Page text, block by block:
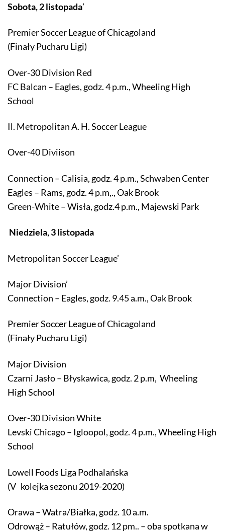
Sobota, 2 listopada’
Premier Soccer League of Chicagoland
(Finały Pucharu Ligi)
Over-30 Division Red
FC Balcan – Eagles, godz. 4 p.m., Wheeling High
School
Il. Metropolitan A. H. Soccer League
Over-40 Diviison
Connection – Calisia, godz. 4 p.m., Schwaben Center
Eagles – Rams, godz. 4 p.m,., Oak Brook
Green-White – Wisła, godz.4 p.m., Majewski Park
Niedziela, 3 listopada
Metropolitan Soccer League’
Major Division’
Connection – Eagles, godz. 9.45 a.m., Oak Brook
Premier Soccer League of Chicagoland
(Finały Pucharu Ligi)
Major Division
Czarni Jasło – Błyskawica, godz. 2 p.m, Wheeling
High School
Over-30 Division White
Levski Chicago – Igloopol, godz. 4 p.m., Wheeling High
School
Lowell Foods Liga Podhalańska
(V kolejka sezonu 2019-2020)
Orawa – Watra/Białka, godz. 10 a.m.
Odrowąż – Ratułów, godz. 12 pm.. – oba spotkana w